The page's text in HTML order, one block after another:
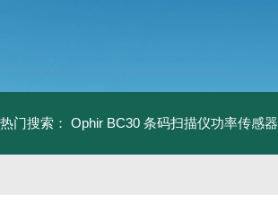
热门搜索： Ophir BC30 条码扫描仪功率传感器